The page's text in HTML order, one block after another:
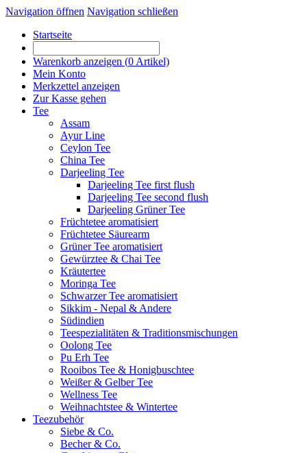
Navigation öffnen Navigation schließen
Startseite
Warenkorb anzeigen (0 Artikel)
Mein Konto
Merkzettel anzeigen
Zur Kasse gehen
Tee
Assam
Ayur Line
Ceylon Tee
China Tee
Darjeeling Tee
Darjeeling Tee first flush
Darjeeling Tee second flush
Darjeeling Grüner Tee
Früchtetee aromatisiert
Früchtetee Säurearm
Grüner Tee aromatisiert
Gewürztee & Chai Tee
Kräutertee
Moringa Tee
Schwarzer Tee aromatisiert
Sikkim - Nepal & Andere
Südindien
Teespezialitäten & Traditionsmischungen
Oolong Tee
Pu Erh Tee
Rooibos Tee & Honigbuschtee
Weißer & Gelber Tee
Wellness Tee
Weihnachtstee & Wintertee
Teezubehör
Siebe & Co.
Becher & Co.